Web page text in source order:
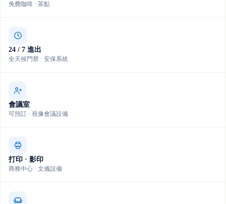
免費咖啡 · 茶點
24 / 7 進出
全天候門禁 · 安保系統
會議室
可預訂 · 視像會議設備
打印 · 影印
商務中心 · 文儀設備